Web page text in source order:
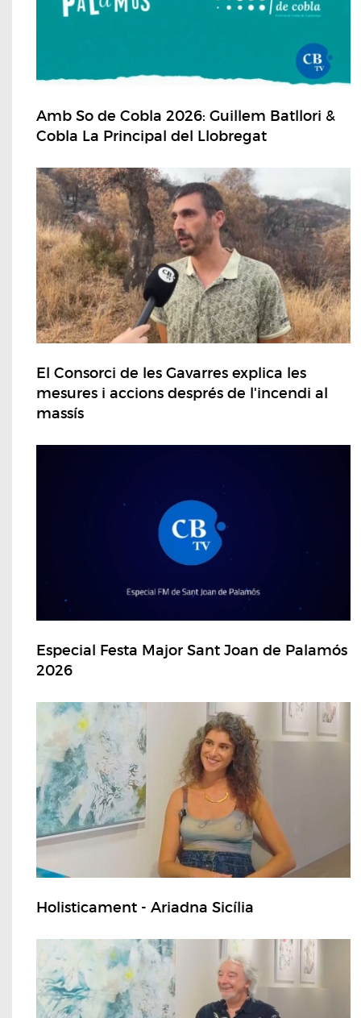
Amb So de Cobla 2026: Guillem Batllori &
Cobla La Principal del Llobregat
El Consorci de les Gavarres explica les
mesures i accions després de l'incendi al
massís
Especial Festa Major Sant Joan de Palamós
2026
Holisticament - Ariadna Sicília